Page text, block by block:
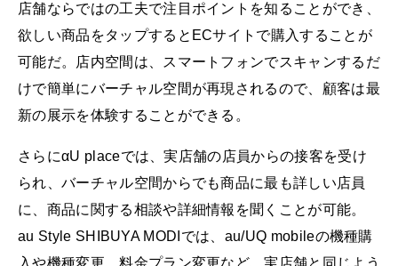
店舗ならではの工夫で注目ポイントを知ることができ、
欲しい商品をタップするとECサイトで購入することが
可能だ。店内空間は、スマートフォンでスキャンするだ
けで簡単にバーチャル空間が再現されるので、顧客は最
新の展示を体験することができる。
さらにαU placeでは、実店舗の店員からの接客を受け
られ、バーチャル空間からでも商品に最も詳しい店員
に、商品に関する相談や詳細情報を聞くことが可能。
au Style SHIBUYA MODIでは、au/UQ mobileの機種購
入や機種変更、料金プラン変更など、実店舗と同じよう